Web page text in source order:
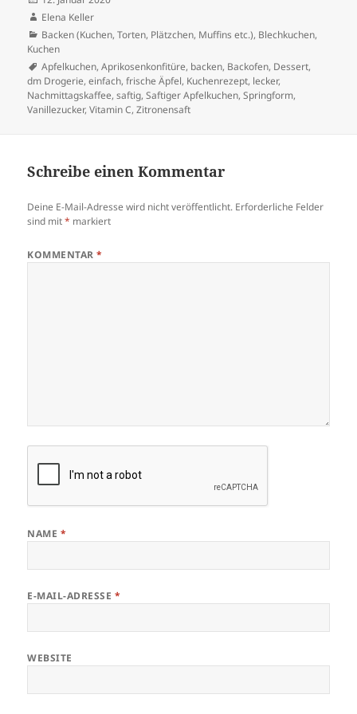
am
Autor
Elena Keller
Kategorien
Backen (Kuchen, Torten, Plätzchen, Muffins etc.), Blechkuchen,
Kuchen
Schlagwörter
Apfelkuchen,Aprikosenkonfitüre, backen, Backofen, Dessert,
dm Drogerie,einfach,frische Äpfel, Kuchenrezept, lecker,
Nachmittagskaffee,saftig,Saftiger Apfelkuchen,Springform,
Vanillezucker,Vitamin C,Zitronensaft
Schreibe einen Kommentar
Deine E-Mail-Adresse wird nicht veröffentlicht. Erforderliche Felder
sind mit* markiert
KOMMENTAR*
NAME *
E-MAIL-ADRESSE *
WEBSITE